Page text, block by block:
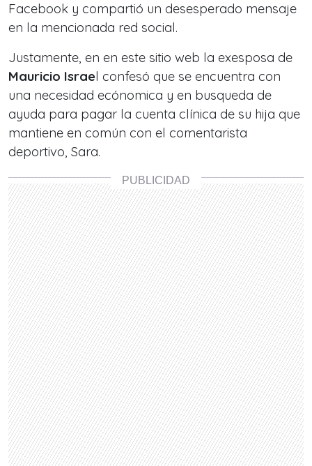
Facebook y compartió un desesperado mensaje
en la mencionada red social.
Justamente, en en este sitio web la exesposa de
Mauricio Israel confesó que se encuentra con
una necesidad ecónomica y en busqueda de
ayuda para pagar la cuenta clínica de su hija que
mantiene en común con el comentarista
deportivo, Sara.